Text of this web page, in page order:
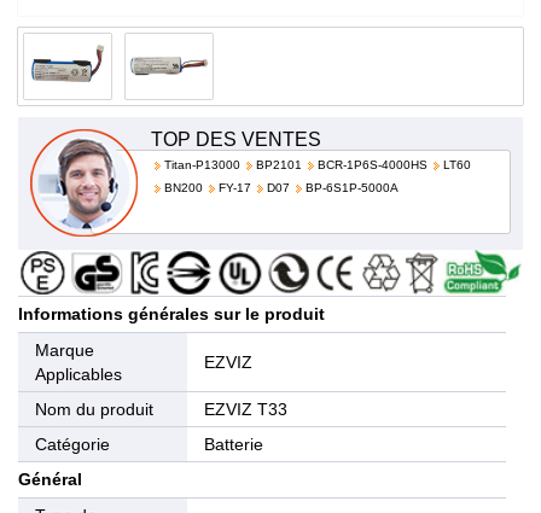
TOP DES VENTES
Titan-P13000 BP2101 BCR-1P6S-4000HS
LT60
BN200
FY-17 D07 BP-6S1P-5000A
Informations générales sur le produit
Marque
Applicables
EZVIZ
Nom du produit
EZVIZ T33
Catégorie
Batterie
Général